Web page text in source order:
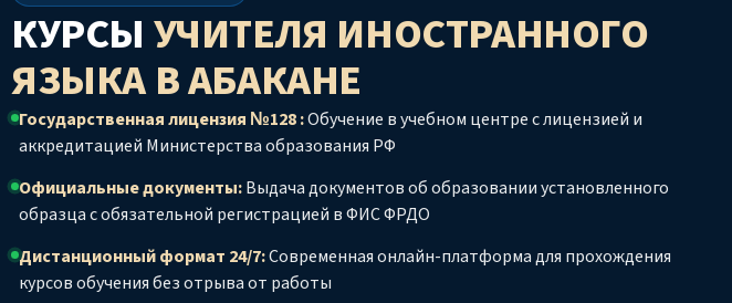
КУРСЫ УЧИТЕЛЯ ИНОСТРАННОГО
ЯЗЫКА В АБАКАНЕ
Государственная лицензия №128 :Обучение в учебном центре с лицензией и
аккредитацией Министерства образования РФ
Официальные документы:Выдача документов об образовании установленного
образца с обязательной регистрацией в ФИС ФРДО
Дистанционный формат 24/7:Современная онлайн-платформа для прохождения
курсов обучения без отрыва от работы